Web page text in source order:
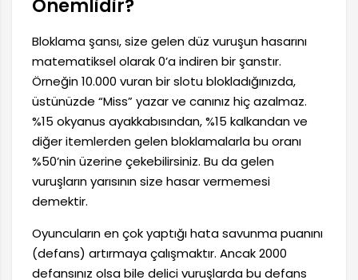
Önemlidir?
Bloklama şansı, size gelen düz vuruşun hasarını
matematiksel olarak 0’a indiren bir şanstır.
Örneğin 10.000 vuran bir slotu blokladığınızda,
üstünüzde “Miss” yazar ve canınız hiç azalmaz.
%15 okyanus ayakkabısından, %15 kalkandan ve
diğer itemlerden gelen bloklamalarla bu oranı
%50’nin üzerine çekebilirsiniz. Bu da gelen
vuruşların yarısının size hasar vermemesi
demektir.
Oyuncuların en çok yaptığı hata savunma puanını
(defans) artırmaya çalışmaktır. Ancak 2000
defansınız olsa bile delici vuruşlarda bu defans